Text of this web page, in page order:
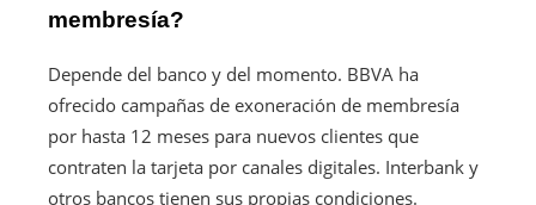
membresía?
Depende del banco y del momento. BBVA ha
ofrecido campañas de exoneración de membresía
por hasta 12 meses para nuevos clientes que
contraten la tarjeta por canales digitales. Interbank y
otros bancos tienen sus propias condiciones.